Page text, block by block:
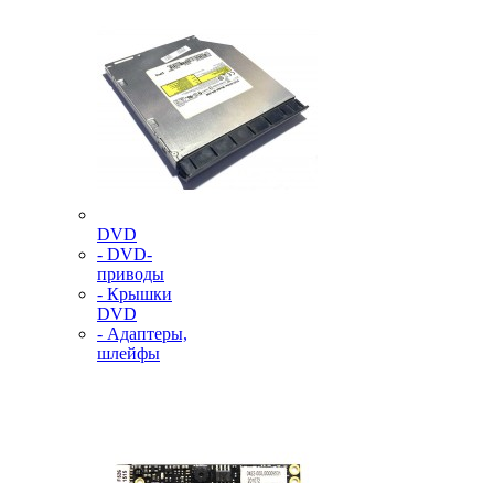
DVD
- DVD-
приводы
- Крышки
DVD
- Адаптеры,
шлейфы